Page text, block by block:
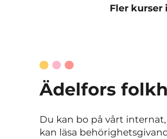
Fler kurser
Ädelfors
Du kan bo på vårt
kan läsa